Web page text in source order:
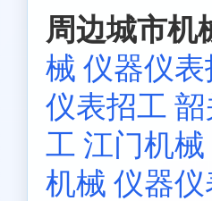
周边城市
械 仪器仪表
仪表招工 韶
工 江门机
机械 仪器